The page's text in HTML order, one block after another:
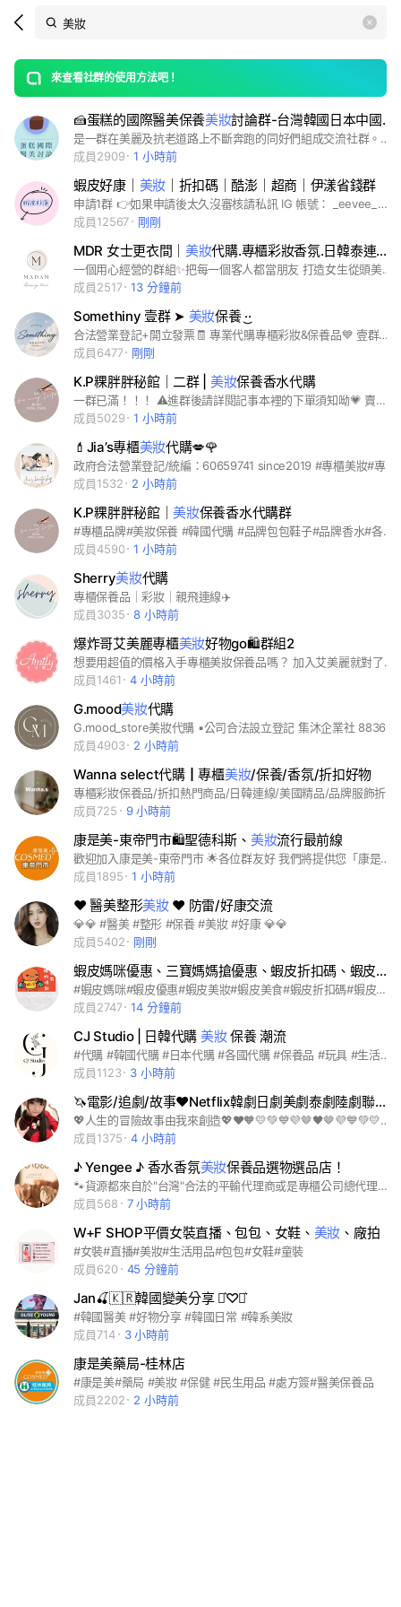
Search
OpenChats
messages
search
area
來查看社群的使用方法吧！
open
🍰蛋糕的國際醫美保養美妝討論群-台灣韓國日本中國（不限國家）
是一群在美麗及抗老道路上不斷奔跑的同好們組成交流社群。自由討論各個國家的醫美微整手術，國家和國家們自由比較沒有隔閡。限真人分享禁止廣告仲介。
成員2909
1 小時前
蝦皮好康｜ 美妝｜折扣碼｜酷澎｜超商｜伊漾省錢群
申請1群 👉如果申請後太久沒審核請私訊 IG 帳號： _eevee_money #省錢 #優惠 #蝦皮#折扣碼#美妝#免費商品#試用品#試用包#超商優惠#服飾#衣服#3c#手機配件#免費商品#好康#免運 #親子#母嬰 #鞋子#7-11#全家 #旅遊#機票#機票優惠#日本旅遊 #免費蝦幣#蝦幣互助 本群限《管理員》可發資訊 ｜入群後請看板規 ———————- 群組內有分潤連結 不喜勿入 如果來亂將會直接剔除
成員12567
剛剛
MDR 女士更衣間｜ 美妝代購.專櫃彩妝香氛.日韓泰連線.各國連線.歐洲精品
一個用心經營的群組✨把每一個客人都當朋友 打造女生從頭美到腳一站式選品 日/韓/澳/泰/港固定連線✈️ 日本🇯🇵好市多 歐美加拿大🇨🇦超市特價檔 專櫃彩妝香氛品牌 經營四年可安心購買！ 連線預告✈️ 7/28-8/1 韓國🇰🇷連線 8/7-8/20 加拿大🇨🇦連線 8/25-8/26 香港🇭🇰連線 #Sabon #Xexymix #Andar #alo #Aesop # Le labo #韓國瑜伽服#韓國連線 #百貨公司 #專櫃商品 #各大專櫃品牌 #香氛#韓國免稅 #日本代購 #歐洲免稅 #連線代購 #歐洲精品 #100%正品
成員2517
13 分鐘前
Somethiny 壹群 ➤ 美妝保養 ·͜·
合法營業登記+開立發票🧾 專業代購專櫃彩妝&保養品💙 壹群如果滿群了，請點選貳群加入喔！ #專櫃代購 #專櫃彩妝 #專櫃保養 #美妝 #彩妝 #保養品 #香水 #韓國選物 #韓國免稅 #免稅貨 #歐美代購 #台灣專櫃貨 #零售 #批發 #團購
成員6477
剛剛
K.P粿胖胖秘館｜二群 | 美妝保養香水代購
一群已滿！！！ ⚠️進群後請詳閱記事本裡的下單須知呦💗 賣場皆為合法營業登記 統編𝟗𝟒𝟑𝟗𝟓𝟎𝟖𝟏 #專櫃品牌#美妝保養 #韓國代購 #品牌包包鞋子#品牌香水#各國免稅店代購
成員5029
1 小時前
💄Jia’s專櫃美妝代購💋🌹
政府合法營業登記/統編：60659741 since2019 #專櫃美妝#專櫃保養品#韓妝#美顏
成員1532
2 小時前
K.P粿胖胖秘館｜美妝保養香水代購群
#專櫃品牌#美妝保養 #韓國代購 #品牌包包鞋子#品牌香水#各國免稅店代購 ⚠️進群後請詳閱記事本裡的下單須知呦💗 賣場皆為合法營業登記 統編𝟗𝟒𝟑𝟗𝟓𝟎𝟖𝟏
成員4590
1 小時前
Sherry美妝代購
專櫃保養品｜彩妝｜親飛連線✈️
成員3035
8 小時前
爆炸哥艾美麗專櫃美妝好物go🛍群組2
想要用超值的價格入手專櫃美妝保養品嗎？ 加入艾美麗就對了！ #彩妝 #保養 #精品 #專櫃 #團購 #sk2 #資生堂 #雅詩蘭黛 #蘭蔻 #kose
成員1461
4 小時前
G.mood美妝代購
G.mood_store美妝代購 ▪️公司合法設立登記 集沐企業社 88363857 幫你們把錢變成你們喜歡的樣子🤍 用更便宜的價格買到正品 是我們的初衷🫶🏼 #美妝#代購#美妝保養品#香水#保養品#彩妝#專櫃#正貨#美妝代購#保養品代購＃香氛代購#專櫃代購＃專櫃#妝品#保養品＃香水#代購＃妝#彩妝#免稅店#化妝品#口紅#唇膏＃唇釉#粉餅#打亮#護髮#沐浴油#磨砂膏#身體乳#定妝噴霧#髮香噴霧#刷具#理膚寶水＃雅詩蘭黛＃香奈兒#潘海利根＃摩洛哥#愛馬仕＃蘭蔻#嬌蘭#契爾氏＃粉底#眼影#腮紅#修容#高光＃沐浴#克蘭詩#植村秀#歐舒丹#倩碧#品木宣言#紀梵希#海洋拉娜#伊莉莎白雅頓＃資生堂＃香水代購＃香氛蠟燭#Diptyque#CHANEL#GUCCI#Chole#SKll#CLARINS#JoMalone#Sabon#Aesop#MAC#Loewe#YSL#TomFord#PENHALIGON'S#Moroccanoil#Profusion#Hermes#LauraMercier#Dior#Lancome#Kiehl's#Giorgio Armani#Nars#Make Up Forever#IPSA#LELABO#LaMer#AEVDA#CULIT#BOBBI BROWN
成員4903
2 小時前
Wanna select代購┃專櫃美妝/保養/香氛/折扣好物
成員725
9 小時前
康是美-東帝門市🛍️聖德科斯、 美妝流行最前線
歡迎加入康是美-東帝門市 🌟各位群友好 我們將提供您「康是美最新、最即時的活動」，讓你優惠不間斷、好康享不完 🌟溫馨提醒： 聊天設定中可將『提醒』功能關閉唷～ 群組早上9點前及晚上22點後，不會發送相關活動訊息 🌟因這是一個公開社群，要再麻煩大家遵守以下注意事項唷： 《版規》 ⚠️社群為分享康是美優惠活動專用，社群內不討論「政治、宗教」等議題 ⚠️也提醒您，本社群不會主動或私下通知您進行任何「匯款作業」，所有交易行為均須至康是美實體門市進行 ⚠️最後為維護、管理社群秩序，若有「影響社群秩序」或「濫發廣告」者，經舉發或管理者發現，管理者有權將其退群，不另行通知 _________________________ 門市資訊 營業時間：08:00-23:00 電話：06-2679402 地址：台南市東區中華東路二段295巷2號 若有相關問題需即時回覆 歡迎電洽門市唷❤️
成員1895
1 小時前
❤ 醫美整形美妝❤ 防雷/好康交流
💎💎 #醫美 #整形 #保養 #美妝 #好康 💎💎
成員5402
剛剛
蝦皮媽咪優惠、三寶媽媽搶優惠、蝦皮折扣碼、蝦皮
美
#蝦皮媽咪#蝦皮優惠#蝦皮美妝#蝦皮美食#蝦皮折扣碼#蝦皮媽咪特派員#蝦皮特派員#蝦皮折扣#蝦皮購物#蝦皮商城
成員2747
14 分鐘前
CJ Studio | 日韓代購 美妝保養 潮流
#代購 #韓國代購 #日本代購 #各國代購 #保養品 #玩具 #生活小物 #香水 #olive young #香氛 #wiggle
成員1123
3 小時前
🦄電影/追劇/故事❤Netflix韓劇日劇美劇泰劇陸劇聯盟💚動畫動漫漫畫💙小說劇情歷史愛情冒險粉絲團
💖人生的冒險故事由我來創造💖❤🧡💛💚💙💜🤎🖤🤎💜💙💚💛🧡❤🧡💛💚💙💜🤎🖤🤎💜💙💚💛🧡❤💖本群開心交流。走保守路線，交友互助互惠⛔禁止任何違法行為，群友必須遵守社群規則💖線西#伸港#秀水#福興#永靖#大村#埔心#埔鹽#二水#社頭#田尾#溪州#埤頭#竹塘#芳苑#大城台灣臺灣臺北台北人台北市新北市美食人力互助交友聊天疫苗疫情新冠肺炎武漢肺炎漁港店家門市全家costco好市多7-11便利商店藥妝康是美屈臣氏寶雅全聯家樂福萊爾富義美麥當勞肯德基人日耀本舖唐吉軻德唐吉柯德松本清線上購物蝦皮pchome札幌藥妝華西街萬華夜市士林夜市饒河夜市三合夜市六合夜市東大夜市超市傳統菜市場果菜市場環南市場西門町萬華萬華人大安大安人中正信義信義人木柵文山內湖內湖人南港南港人中山中山人松山松山人大同大同人士林士林人北投北投人新北板橋板橋人中和中和人永和永和人/土城土城人林口新莊泰山樹林三重三重人三峽八里淡水五股新店安坑深坑汐止汐止人貢寮鶯歌蘆洲蘆洲人石門三芝烏來平溪坪林瑞芳金山萬里石碇桃園桃園市中壢內壢楊梅龜山新竹新竹市大安區中正區信義區/文山區/內湖區南港區中山區/松山區大同區士林區北投區新北新北市板橋區中和區永和區土城區林口新莊區泰山區三重區山峽區八里淡水五股新店安坑深坑桃園桃園市龜山中壢內壢楊梅新竹新竹市竹科竹北竹南笑話梗圖愛情美麗攝影絲襪美圖美景拍攝網紅韓系手機流行時尚潮流韓星綜藝韓國交友聊天交流美女女神女生模特兒開團打卡秘境分享修圖熱門景點團購工程師愛好毛孩疫情彩妝讀書會學習旅行飯店旅館直播蘋果apple校友iphone13公仔代購團購中華職棒中職分享俱樂部吃貨副食品減肥美食追劇股票米其林追劇股票股市台積電面試健身人力找工作netflix環島存錢親子按摩vip筆記談心交友情報新手同好愛好自行車單車潛水露營登山釣魚NBA健身籃球棒球MLB足球兔子毛孩貓咪柴犬貴賓傳說對決手遊/遊戲討論球鞋精品美甲服飾彩妝保養海賊王角色webtoon甜點美食/銅板美食吃貨米其林民宿環島景點/民宿景點追劇日劇韓劇美劇家長功課校友社團筆記老師大學高中好市多老師知識工程師前端手機家電心事愛情交心談心研究所育兒親子童裝新手媽咪新手媽咪轉學求職求學面試外送上班族房市理財信用卡存錢門市創業同業團購夥伴大小事資訊基隆桃園宜蘭花蓮花東台東新竹中部台中雲林彰化高雄岡山屏東墾丁金門蘭嶼綠島馬祖媽祖 皇冠聯盟。皇冠天選。猴神聯邦
成員1375
4 小時前
♪ Yengee ♪ 香水香氛美妝保養品選物選品店！
🐾貨源都來自於"台灣"合法的平輸代理商或是專櫃公司總代理，商品都保證正品，您買的安心用的放心唷!!(拍胸脯負責~)假一賠十，係金ㄟ✨✨ 歡迎跟我們一起變美變乓乓喔🥰 #香水 #保養品 #彩妝 #代購 #專櫃 #美妝 #香氛 #開架 #日用雜貨 #香水批發 #批發零售 #保證正品 #各國代購 #保養品批發 #彩妝批發零售 #美妝保養 #專櫃保養 #專櫃彩妝 #批發 #沙龍髮品 #團購
成員568
7 小時前
W+F SHOP平價女裝直播、包包、女鞋、 美妝 、廠拍
#女裝#直播#美妝#生活用品#包包#女鞋#童裝
成員620
45 分鐘前
Jan🍒🇰🇷韓國變美分享 ⋆͛♡⋆͛
#韓國醫美 #好物分享 #韓國日常 #韓系美妝
成員714
3 小時前
康是美藥局-桂林店
#康是美#藥局 #美妝 #保健 #民生用品 #處方簽#醫美保養品
成員2202
2 小時前